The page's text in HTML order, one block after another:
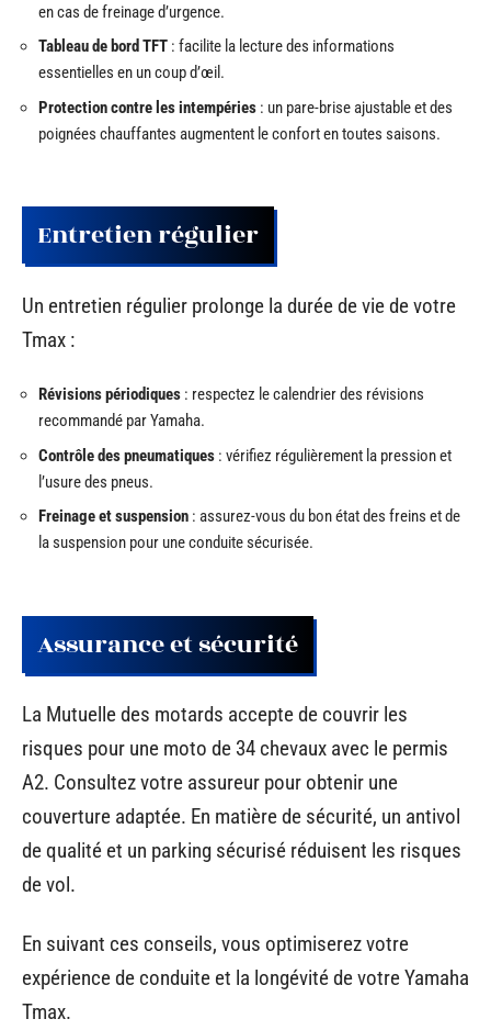
en cas de freinage d’urgence.
Tableau de bord TFT : facilite la lecture des informations
essentielles en un coup d’œil.
Protection contre les intempéries : un pare-brise ajustable et des
poignées chauffantes augmentent le confort en toutes saisons.
Entretien régulier
Un entretien régulier prolonge la durée de vie de votre
Tmax :
Révisions périodiques : respectez le calendrier des révisions
recommandé par Yamaha.
Contrôle des pneumatiques : vérifiez régulièrement la pression et
l’usure des pneus.
Freinage et suspension : assurez-vous du bon état des freins et de
la suspension pour une conduite sécurisée.
Assurance et sécurité
La Mutuelle des motards accepte de couvrir les
risques pour une moto de 34 chevaux avec le permis
A2. Consultez votre assureur pour obtenir une
couverture adaptée. En matière de sécurité, un antivol
de qualité et un parking sécurisé réduisent les risques
de vol.
En suivant ces conseils, vous optimiserez votre
expérience de conduite et la longévité de votre Yamaha
Tmax.